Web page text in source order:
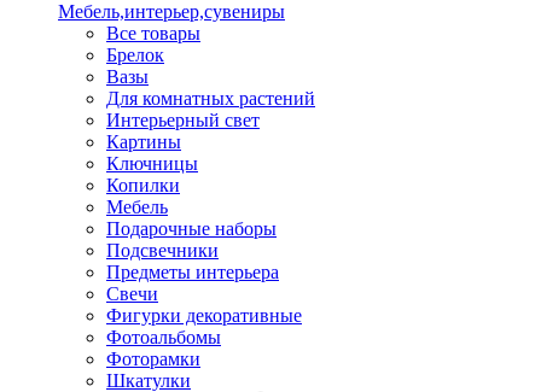
Мебель,интерьер,сувениры
Все товары
Брелок
Вазы
Для комнатных растений
Интерьерный свет
Картины
Ключницы
Копилки
Мебель
Подарочные наборы
Подсвечники
Предметы интерьера
Свечи
Фигурки декоративные
Фотоальбомы
Фоторамки
Шкатулки